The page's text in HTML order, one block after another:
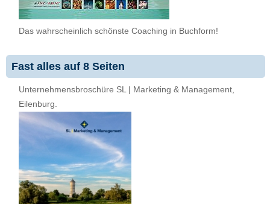
Das wahrscheinlich schönste Coaching in Buchform!
Fast alles auf 8 Seiten
Unternehmensbroschüre SL | Marketing & Management,
Eilenburg.